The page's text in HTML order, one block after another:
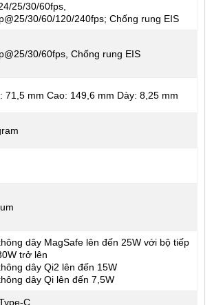
25/30/60fps,
30/60/120/240fps; Chống rung EIS
30/60fps, Chống rung EIS
71,5 mm Cao: 149,6 mm Dày: 8,25 mm
dây MagSafe lên đến 25W với bộ tiếp
trở lên
dây Qi2 lên đến 15W
dây Qi lên đến 7,5W
C